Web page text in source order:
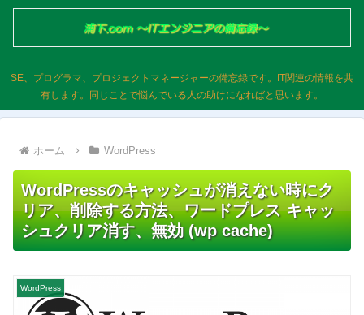
SE、プログラマ、プロジェクトマネージャーの備忘録です。IT関連の情報を共
有します。同じことで悩んでいる人の助けになればと思います。
ホーム WordPress
WordPressのキャッシュが消えない時にク
リア、削除する方法、ワードプレス キャッ
シュクリア消す、無効 (wp cache)
WordPress